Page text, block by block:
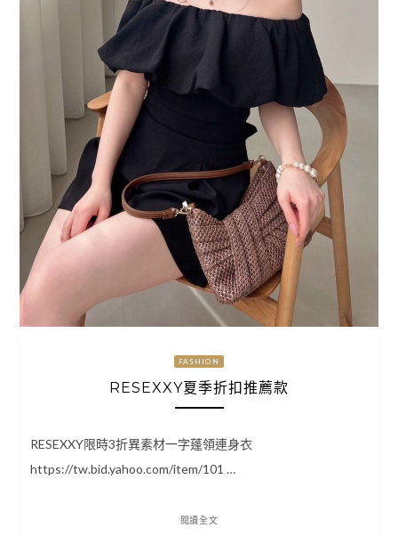
FASHION
RESEXXY夏季折扣推薦款
RESEXXY限時3折異素材一字蓬領連身衣
https://tw.bid.yahoo.com/item/101 …
閱讀全文